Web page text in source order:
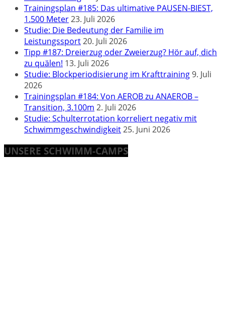
Trainingsplan #185: Das ultimative PAUSEN-BIEST,
1.500 Meter23. Juli 2026
Studie: Die Bedeutung der Familie im
Leistungssport20. Juli 2026
Tipp #187: Dreierzug oder Zweierzug? Hör auf, dich
zu quälen! 13. Juli 2026
Studie: Blockperiodisierung im Krafttraining9. Juli
2026
Trainingsplan #184: Von AEROB zu ANAEROB –
Transition, 3.100m 2. Juli 2026
Studie: Schulterrotation korreliert negativ mit
Schwimmgeschwindigkeit25. Juni 2026
UNSERE SCHWIMM-CAMPS